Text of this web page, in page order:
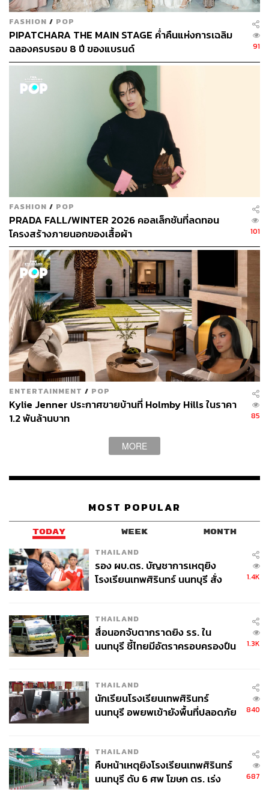
FASHION / POP
PIPATCHARA THE MAIN STAGE ค่ำคืนแห่งการเฉลิม
ฉลองครบรอบ 8 ปี ของแบรนด์
91
FASHION / POP
PRADA FALL/WINTER 2026 คอลเล็กชันที่ลดทอน
โครงสร้างภายนอกของเสื้อผ้า
101
ENTERTAINMENT / POP
Kylie Jenner ประกาศขายบ้านที่ Holmby Hills ในราคา
1.2 พันล้านบาท
85
MORE
MOST POPULAR
TODAY WEEK MONTH
THAILAND
รอง ผบ.ตร. บัญชาการเหตุยิง
โรงเรียนเทพศิรินทร์ นนทบุรี สั่ง
1.4K
THAILAND
สื่อนอกจับตากราดยิง รร. ใน
นนทบุรี ชี้ไทยมีอัตราครอบครองปืน
1.3K
THAILAND
นักเรียนโรงเรียนเทพศิรินทร์
นนทบุรี อพยพเข้ายังพื้นที่ปลอดภัย
840
THAILAND
คืบหน้าเหตุยิงโรงเรียนเทพศิรินทร์
นนทบุรี ดับ 6 ศพ โฆษก ตร. เร่ง
687